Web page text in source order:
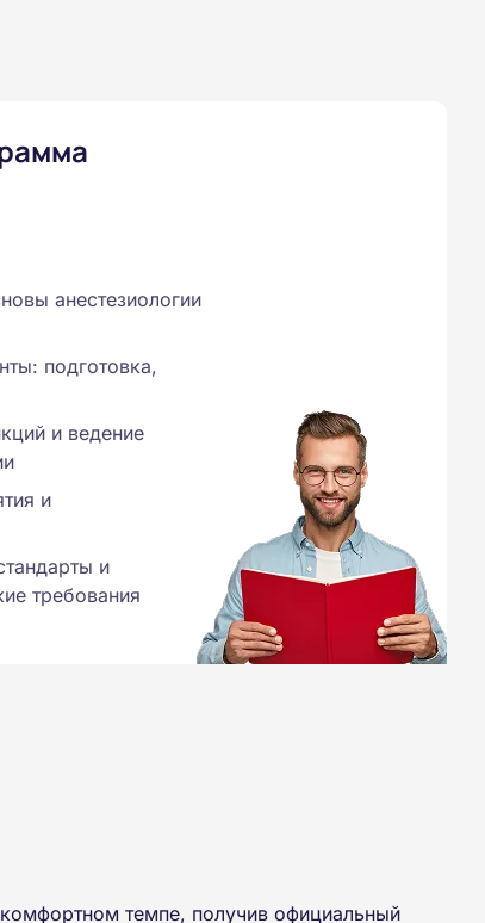
анестезиологии
подготовка,
и ведение
и
и
требования
темпе, получив официальный